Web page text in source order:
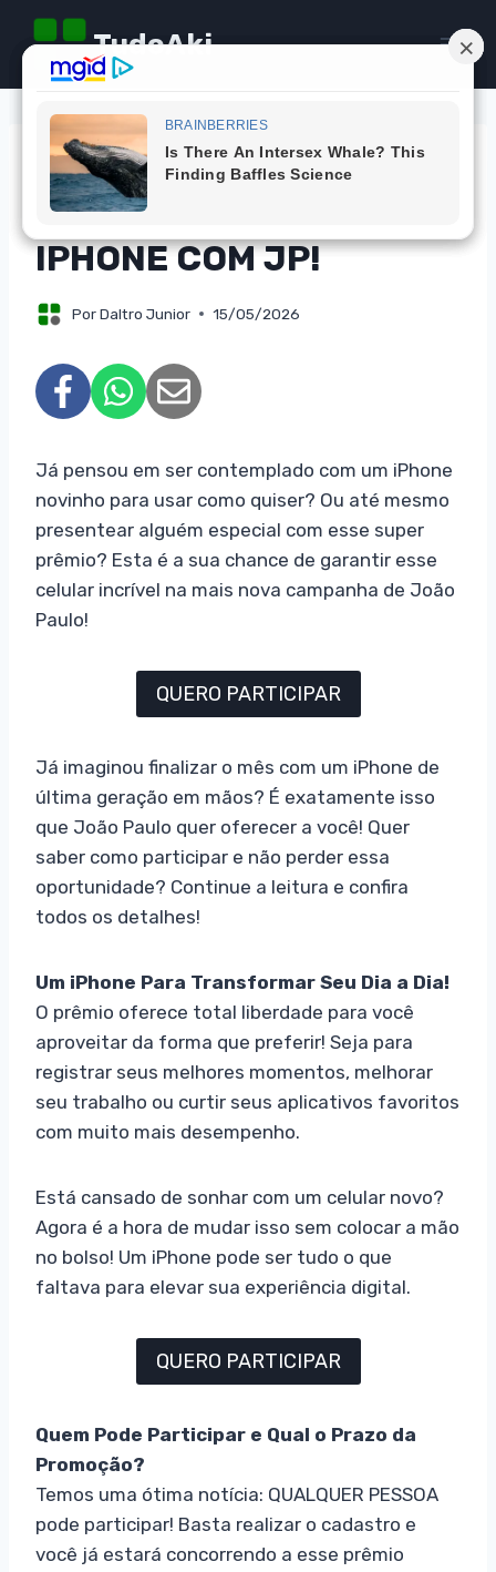
Pular
para
TudoAki
CAMPANHAS
CONCORRA A UM
IPHONE COM JP!
PorDaltro Junior 15/05/2026
Já pensou em ser contemplado com um iPhone
novinho para usar como quiser? Ou até mesmo
presentear alguém especial com esse super
prêmio? Esta é a sua chance de garantir esse
celular incrível na mais nova campanha de João
Paulo!
QUERO PARTICIPAR
Já imaginou finalizar o mês com um iPhone de
última geração em mãos? É exatamente isso
que João Paulo quer oferecer a você! Quer
saber como participar e não perder essa
oportunidade? Continue a leitura e confira
todos os detalhes!
Um iPhone Para Transformar Seu Dia a Dia!
O prêmio oferece total liberdade para você
aproveitar da forma que preferir! Seja para
registrar seus melhores momentos, melhorar
seu trabalho ou curtir seus aplicativos favoritos
com muito mais desempenho.
Está cansado de sonhar com um celular novo?
Agora é a hora de mudar isso sem colocar a mão
no bolso! Um iPhone pode ser tudo o que
faltava para elevar sua experiência digital.
QUERO PARTICIPAR
Quem Pode Participar e Qual o Prazo da
Promoção?
Temos uma ótima notícia: QUALQUER PESSOA
pode participar! Basta realizar o cadastro e
você já estará concorrendo a esse prêmio